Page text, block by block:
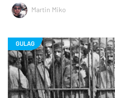
Martin Miko